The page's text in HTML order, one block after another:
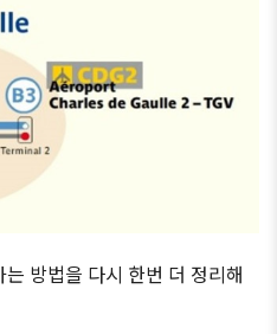
방법을 다시 한번 더 정리해